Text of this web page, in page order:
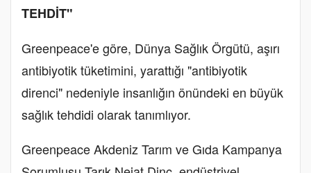
TEHDİT"
Greenpeace'e göre, Dünya Sağlık Örgütü, aşırı
antibiyotik tüketimini, yarattığı "antibiyotik
direnci" nedeniyle insanlığın önündeki en büyük
sağlık tehdidi olarak tanımlıyor.
Greenpeace Akdeniz Tarım ve Gıda Kampanya